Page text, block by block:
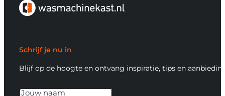
Schrijf je nu in
Blijf op de hoogte en ontvang inspiratie, tips en